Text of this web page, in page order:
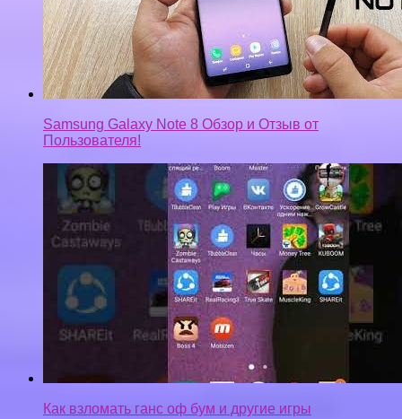
Samsung Galaxy Note 8 Обзор и Отзыв от
Пользователя!
Как взломать ганс оф бум и другие игры